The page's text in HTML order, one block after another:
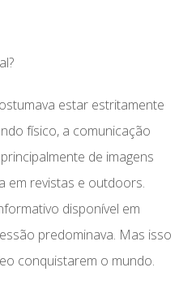
estar estritamente
físico, a comunicação
de imagens
em revistas e outdoors.
disponível em
predominava. Mas isso
conquistarem o mundo.